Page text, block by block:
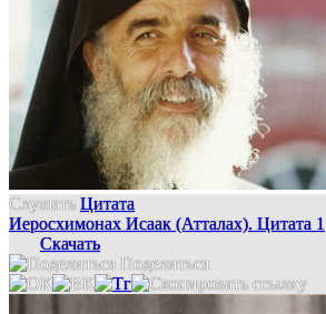
Слушать Цитата
Иеросхимонах Исаак (Атталах). Цитата 1
Скачать
Поделиться